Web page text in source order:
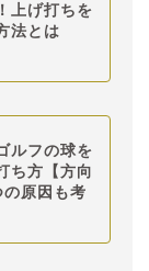
上げ打ちを
法とは
ルフの球を
ち方【方向
原因も考